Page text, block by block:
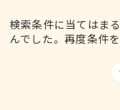
検索条件に当てはま
んでした。再度条件